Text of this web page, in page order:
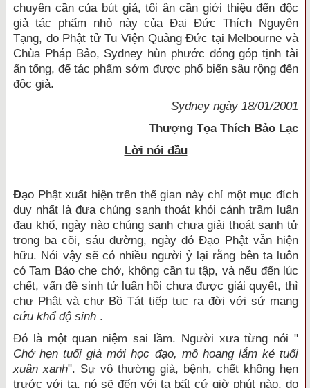
chuyên cần của bút giả, tôi ân cần giới thiệu đến độc
giả tác phẩm nhỏ này của Ðại Ðức Thích Nguyên
Tạng, do Phật tử Tu Viện Quảng Ðức tại Melbourne và
Chùa Pháp Bảo, Sydney hùn phước đóng góp tịnh tài
ấn tống, để tác phẩm sớm được phổ biến sâu rộng đến
độc giả.
Sydney ngày 18/01/2001
Thượng Tọa Thích Bảo Lạc
Lời nói đầu
Ðạo Phật xuất hiện trên thế gian này chỉ một mục đích
duy nhất là đưa chúng sanh thoát khỏi cảnh trầm luân
đau khổ, ngày nào chúng sanh chưa giải thoát sanh tử
trong ba cõi, sáu đường, ngày đó Ðạo Phật vẫn hiện
hữu. Nói vậy sẽ có nhiều người ỷ lại rằng bên ta luôn
có Tam Bảo che chở, không cần tu tập, và nếu đến lúc
chết, vấn đề sinh tử luân hồi chưa được giải quyết, thì
chư Phật và chư Bồ Tát tiếp tục ra đời với sứ mạng
cứu khổ độ sinh .
Ðó là một quan niệm sai lầm. Người xưa từng nói "
Chớ hẹn tuổi già mới học đạo, mồ hoang lắm kẻ tuổi
xuân xanh". Sự vô thường già, bệnh, chết không hẹn
trước với ta, nó sẽ đến với ta bất cứ giờ phút nào, do